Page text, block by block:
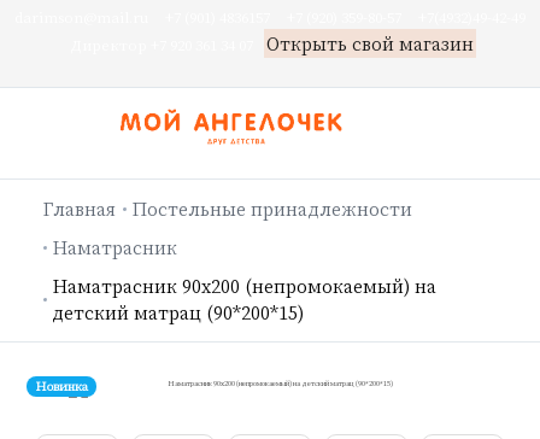
Открыть свой магазин
Главная
Постельные принадлежности
Наматрасник
Наматрасник 90х200 (непромокаемый) на
детский матрац (90*200*15)
Новинка